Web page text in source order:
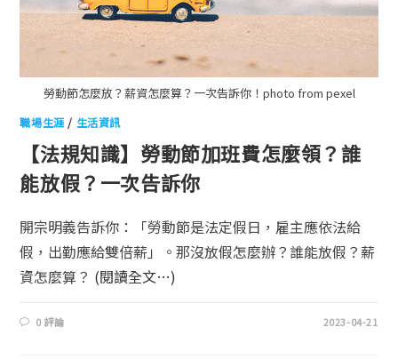
勞動節怎麼放？薪資怎麼算？一次告訴你！photo from pexel
職場生涯 / 生活資訊
【法規知識】勞動節加班費怎麼領？誰
能放假？一次告訴你
開宗明義告訴你：「勞動節是法定假日，雇主應依法給
假，出勤應給雙倍薪」。那沒放假怎麼辦？誰能放假？薪
資怎麼算？ (閱讀全文…)
0 評論 2023-04-21